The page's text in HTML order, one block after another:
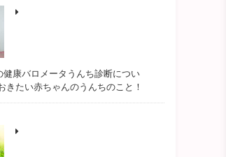
健康バロメータうんち診断につい
きたい赤ちゃんのうんちのこと！